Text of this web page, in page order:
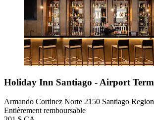
Holiday Inn Santiago - Airport
Armando Cortinez Norte 2150 Santiago
Entièrement remboursable